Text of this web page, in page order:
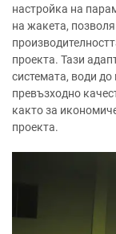
настройка на
на жакета,
проекта. Тази
системата, води
превъзходно
както за
проекта.